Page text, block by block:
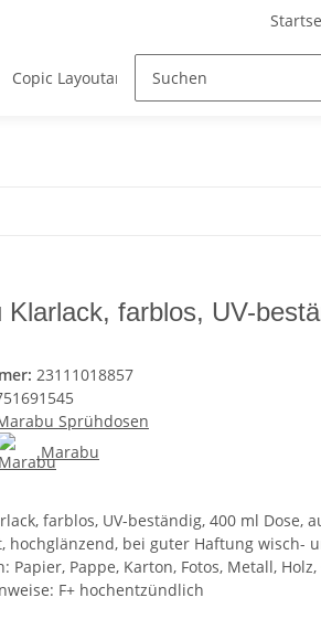
Copic Layoutartikel Dahle
Klarlack, farblos, UV-
23111018857
Sprühdosen
Marabu
farblos, UV-beständig, 400 ml Dose,
hochglänzend, bei guter Haftung wisch-
Papier, Pappe, Karton, Fotos, Metall,
F+ hochentzündlich